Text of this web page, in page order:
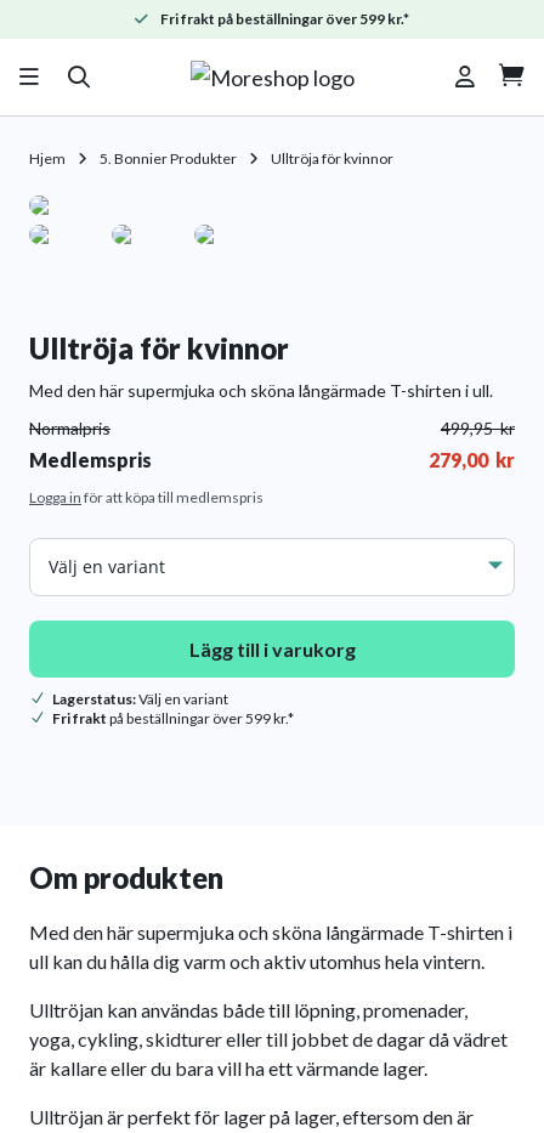
Fri frakt på beställningar över 599 kr.*

Hjem 5. Bonnier Produkter Ulltröja för kvinnor
Ulltröja för kvinnor
Med den här supermjuka och sköna långärmade T-shirten i ull.
Normalpris
499,95kr
Medlemspris 279,00 kr
Logga in för att köpa till medlemspris
Strl.
Lägg till i varukorg
Lagerstatus:Välj en variant
Fri frakt på beställningar över 599 kr.*
Om produkten
Med den här supermjuka och sköna långärmade T-shirten i
ull kan du hålla dig varm och aktiv utomhus hela vintern.
Ulltröjan kan användas både till löpning, promenader,
yoga, cykling, skidturer eller till jobbet de dagar då vädret
är kallare eller du bara vill ha ett värmande lager.
Ulltröjan är perfekt för lager på lager, eftersom den är